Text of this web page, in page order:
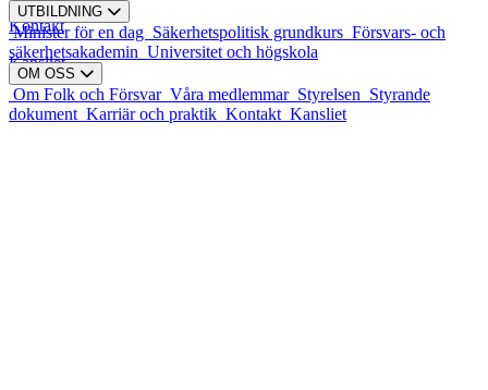
Kontakt
Kansliet
UTBILDNING
Minister för en dag Säkerhetspolitisk grundkurs Försvars- och
säkerhetsakademin Universitet och högskola
OM OSS
Om Folk och Försvar Våra medlemmar Styrelsen Styrande
dokument Karriär och praktik Kontakt Kansliet